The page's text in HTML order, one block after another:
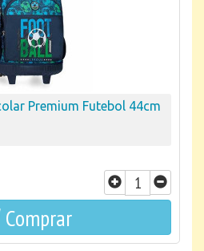
Premium Futebol 44cm
Comprar